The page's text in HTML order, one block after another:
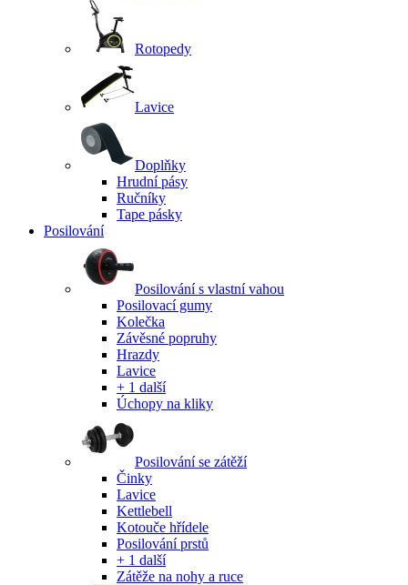
Rotopedy
Lavice
Doplňky
Hrudní pásy
Ručníky
Tape pásky
Posilování
Posilování s vlastní vahou
Posilovací gumy
Kolečka
Závěsné popruhy
Hrazdy
Lavice
+ 1 další
Úchopy na kliky
Posilování se zátěží
Činky
Lavice
Kettlebell
Kotouče hřídele
Posilování prstů
+ 1 další
Zátěže na nohy a ruce